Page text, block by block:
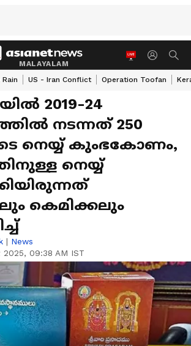
MALAYALAM
US - Iran Conflict Operation Toofan
2019-24
നടന്നത് 250
നെയ്യ് കുംഭകോണം,
നെയ്യ്
കെമിക്കലും
| News
2025, 09:38 AM IST